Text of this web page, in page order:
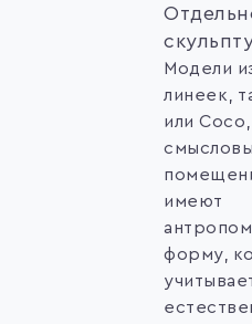
Модели
линеек,
или
имеют
форму,